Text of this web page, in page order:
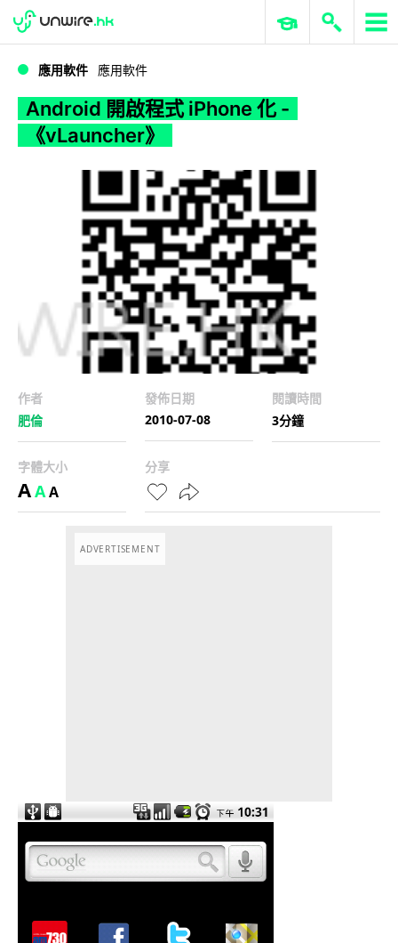
WWDC 2026 ERP 與商業 AI
應用軟件 應用軟件
Android 開啟程式 iPhone 化 -
《vLauncher》
作者
肥倫
發佈日期
2010-07-08
閱讀時間
3分鐘
字體大小
AAA
分享
ADVERTISEMENT